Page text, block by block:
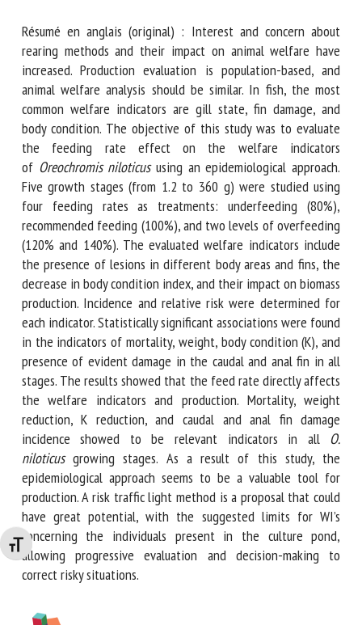
Changer la taille de la police
Résumé en anglais (original) : Interest and concern about
rearing methods and their impact on animal welfare have
increased. Production evaluation is population-based, and
animal welfare analysis should be similar. In fish, the most
common welfare indicators are gill state, fin damage, and
body condition. The objective of this study was to evaluate
the feeding rate effect on the welfare indicators
ofOreochromis niloticususing an epidemiological approach.
Five growth stages (from 1.2 to 360 g) were studied using
four feeding rates as treatments: underfeeding (80%),
recommended feeding (100%), and two levels of
overfeeding (120% and 140%). The evaluated welfare
indicators include the presence of lesions in different body
areas and fins, the decrease in body condition index, and
their impact on biomass production. Incidence and relative
risk were determined for each indicator. Statistically
significant associations were found in the indicators of
mortality, weight, body condition (K), and presence of
evident damage in the caudal and anal fin in all stages. The
results showed that the feed rate directly affects the
welfare indicators and production. Mortality, weight
reduction, K reduction, and caudal and anal fin damage
incidence showed to be relevant indicators in all O.
niloticusgrowing stages. As a result of this study, the
epidemiological approach seems to be a valuable tool for
production. A risk traffic light method is a proposal that
could have great potential, with the suggested limits for
WI’s concerning the individuals present in the culture pond,
correct risky situations.